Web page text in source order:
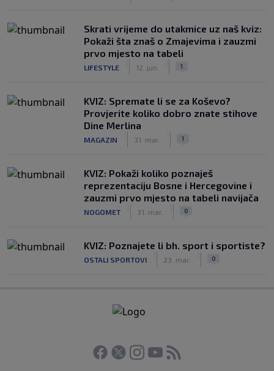
Skrati vrijeme do utakmice uz naš kviz:
Pokaži šta znaš o Zmajevima i zauzmi
prvo mjesto na tabeli
LIFESTYLE 12. jun. 1
KVIZ: Spremate li se za Koševo?
Provjerite koliko dobro znate stihove
Dine Merlina
MAGAZIN 31. mar. 1
KVIZ: Pokaži koliko poznaješ
reprezentaciju Bosne i Hercegovine i
zauzmi prvo mjesto na tabeli navijača
NOGOMET 31. mar. 0
KVIZ: Poznajete li bh. sport i sportiste?
OSTALI SPORTOVI 23. mar. 0